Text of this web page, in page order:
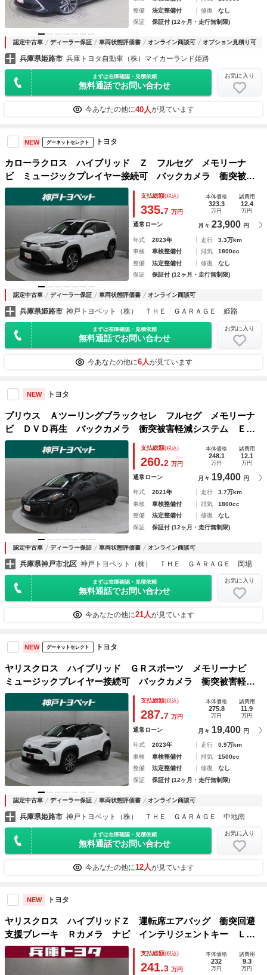
整備
法定整備付 修復
なし
保証
保証付 (12ヶ月・走行無制限)
認定中古車 ディーラー保証 車両状態評価書 オンライン商談可 オプション見積り可
兵庫県姫路市 兵庫トヨタ自動車（株）マイカーランド姫路
まずは在庫確認・見積依頼
無料通話でお問い合わせ
お気に入り
今あなたの他に40人が見ています
NEW グーネットセレクト トヨタ
カローラクロス ハイブリッド Ｚ フルセグ メモリーナ
ビ ミュージックプレイヤー接続可 バックカメラ 衝突被害
軽減システム ＥＴＣ ドラレコ ＬＥＤヘッドランプ アイ
ドリングストップ
支払総額(税込)
335.7 万円
本体価格
323.3
万円
諸費用
12.4
万円
通常ローン 月々 23,900 円
年式 2023年 走行
3.3万km
車検
車検整備付 排気
1800cc
整備
法定整備付 修復
なし
保証
保証付 (12ヶ月・走行無制限)
認定中古車 ディーラー保証 車両状態評価書 オンライン商談可
兵庫県姫路市 神戸トヨペット（株） ＴＨＥ ＧＡＲＡＧＥ 姫路
まずは在庫確認・見積依頼
無料通話でお問い合わせ
お気に入り
今あなたの他に6人が見ています
NEW トヨタ
プリウス Ａツーリングブラックセレ フルセグ メモリーナ
ビ ＤＶＤ再生 バックカメラ 衝突被害軽減システム ＥＴ
Ｃ ＬＥＤヘッドランプ アイドリングストップ
支払総額(税込)
260.2 万円
本体価格
248.1
万円
諸費用
12.1
万円
通常ローン 月々 19,400 円
年式 2021年 走行
3.7万km
車検
車検整備付 排気
1800cc
整備
法定整備付 修復
なし
保証
保証付 (12ヶ月・走行無制限)
認定中古車 ディーラー保証 車両状態評価書 オンライン商談可
兵庫県神戸市北区 神戸トヨペット（株） ＴＨＥ ＧＡＲＡＧＥ 岡場
まずは在庫確認・見積依頼
無料通話でお問い合わせ
お気に入り
今あなたの他に21人が見ています
NEW グーネットセレクト トヨタ
ヤリスクロス ハイブリッド ＧＲスポーツ メモリーナビ
ミュージックプレイヤー接続可 バックカメラ 衝突被害軽減
システム ＥＴＣ ドラレコ ＬＥＤヘッドランプ アイドリ
ングストップ
支払総額(税込)
287.7 万円
本体価格
275.8
万円
諸費用
11.9
万円
通常ローン 月々 19,400 円
年式 2023年 走行
0.9万km
車検
車検整備付 排気
1500cc
整備
法定整備付 修復
なし
保証
保証付 (12ヶ月・走行無制限)
認定中古車 ディーラー保証 車両状態評価書 オンライン商談可
兵庫県姫路市 神戸トヨペット（株） ＴＨＥ ＧＡＲＡＧＥ 中地南
まずは在庫確認・見積依頼
無料通話でお問い合わせ
お気に入り
今あなたの他に12人が見ています
NEW トヨタ
ヤリスクロス ハイブリッドＺ 運転席エアバッグ 衝突回避
支援ブレーキ Ｒカメラ ナビ インテリジェントキー ＬＥ
Ｄライト パワステ オートクルーズ サイドエアバッグ 横
滑り防止装置付き 盗難防止装置 アルミ パワーシート Ａ
支払総額(税込)
241.3 万円
本体価格
232
万円
諸費用
9.3
万円